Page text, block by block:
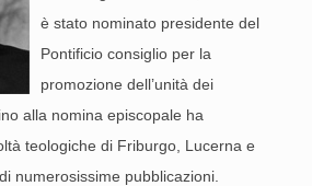
è stato nominato presidente del
Pontificio consiglio per la
promozione dell’unità dei
alla nomina episcopale ha
teologiche di Friburgo, Lucerna e
numerosissime pubblicazioni.